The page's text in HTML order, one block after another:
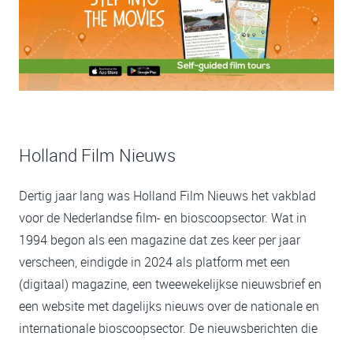
Holland Film Nieuws
Dertig jaar lang was Holland Film Nieuws het vakblad
voor de Nederlandse film- en bioscoopsector. Wat in
1994 begon als een magazine dat zes keer per jaar
verscheen, eindigde in 2024 als platform met een
(digitaal) magazine, een tweewekelijkse nieuwsbrief en
een website met dagelijks nieuws over de nationale en
internationale bioscoopsector. De nieuwsberichten die